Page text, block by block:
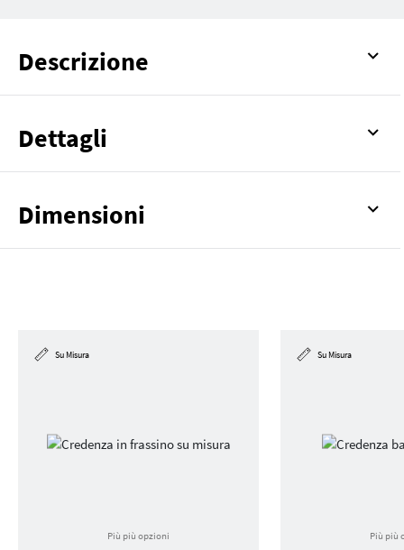
Descrizione
Dettagli
Dimensioni
Su Misura
Più più opzioni
Su Misura
Più più